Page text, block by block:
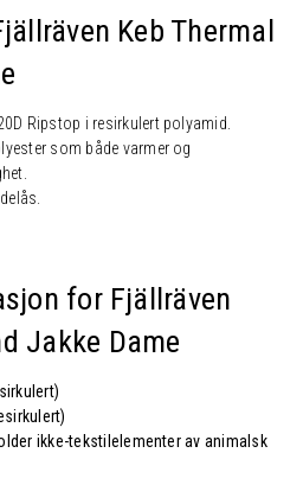
Keb Thermal
Ripstop i resirkulert polyamid.
som både varmer og
for Fjällräven
Jakke Dame
ikke-tekstilelementer av animalsk